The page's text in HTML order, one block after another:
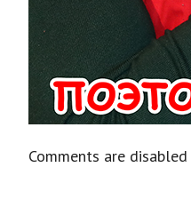
Comments are disabled